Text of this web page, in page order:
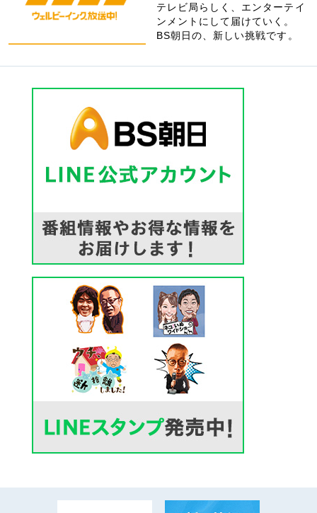
テレビ局らしく、エンターテイ
ンメントにして届けていく。
BS朝日の、新しい挑戦です。